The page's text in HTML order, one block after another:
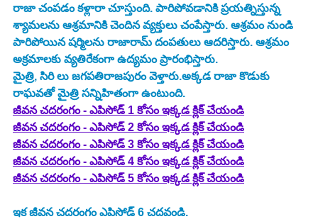
రాజా చంపడం కళ్లారా చూస్తుంది. పారిపోవడానికి ప్రయత్నిస్తున్న
శ్యామలను ఆశ్రమానికి చెందిన వ్యక్తులు చంపేస్తారు. ఆశ్రమం నుండి
పారిపోయిన షర్మిలను రాజారామ్ దంపతులు ఆదరిస్తారు. ఆశ్రమం
అక్రమాలకు వ్యతిరేకంగా ఉద్యమం ప్రారంభిస్తారు.
మైత్రి, సిరి లు జగపతిరాజపురం వెళ్తారు.అక్కడ రాజా కొడుకు
రాఘవతో మైత్రి సన్నిహితంగా ఉంటుంది.
జీవన చదరంగం - ఎపిసోడ్ 1 కోసం ఇక్కడ క్లిక్ చేయండి
జీవన చదరంగం - ఎపిసోడ్ 2 కోసం ఇక్కడ క్లిక్ చేయండి
జీవన చదరంగం - ఎపిసోడ్ 3 కోసం ఇక్కడ క్లిక్ చేయండి
జీవన చదరంగం - ఎపిసోడ్ 4 కోసం ఇక్కడ క్లిక్ చేయండి
జీవన చదరంగం - ఎపిసోడ్ 5 కోసం ఇక్కడ క్లిక్ చేయండి
ఇక జీవన చదరంగం ఎపిసోడ్ 6 చదవండి.